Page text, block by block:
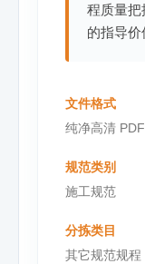
程质量把
的指导价
文件格式
纯净高清
规范类别
施工规范
分拣类目
其它规范规程